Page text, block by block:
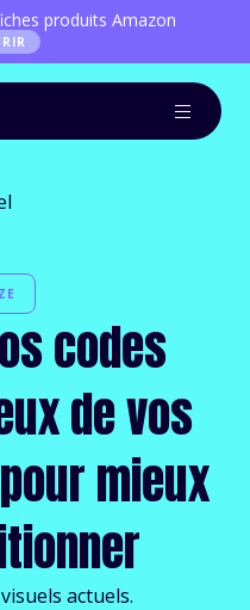
produits Amazon
codes
de vos
mieux
actuels.